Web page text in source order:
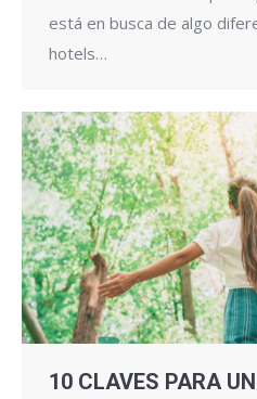
está en busca de algo
hotels…
10 CLAVES PARA